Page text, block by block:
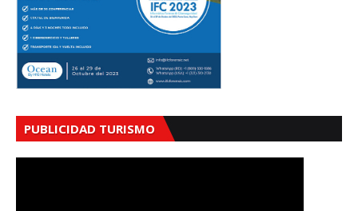
PUBLICIDAD TURISMO